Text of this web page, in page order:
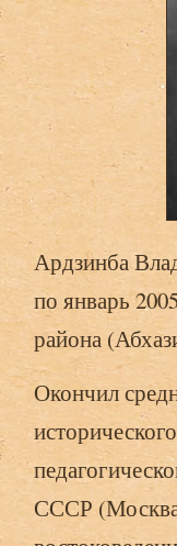
Ардзинба
по январь
района
Окончил
СССР